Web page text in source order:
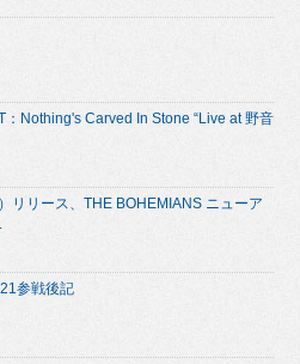
：Nothing's Carved In Stone “Live at 野音
リリース、THE BOHEMIANS ニューア
参戦後記